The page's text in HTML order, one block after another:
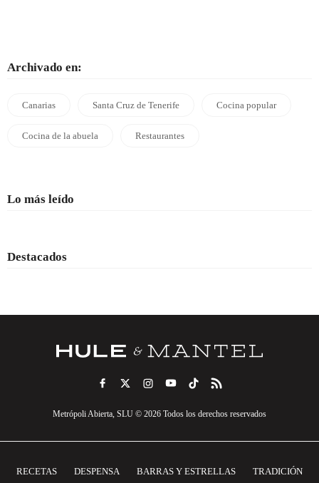
Archivado en:
Canarias Santa Cruz de Tenerife Cocina popular
Cocina de la abuela Restaurantes
Lo más leído
Destacados
Metrópoli Abierta, SLU © 2026 Todos los derechos reservados
RECETAS DESPENSA BARRAS Y ESTRELLAS
TRADICIÓN